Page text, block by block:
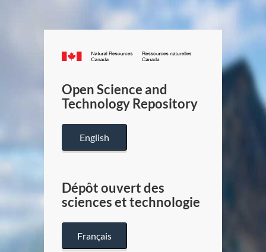
Canada.ca
/
Canada
Open Science and
Technology Repository
English
Dépôt ouvert des
sciences et technologie
Français